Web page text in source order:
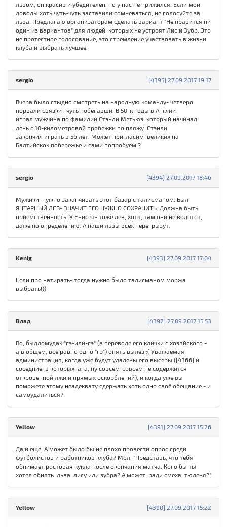
львом, он красив и убедителен, но у нас не прижился. Если мои
доводы хоть чуть-чуть заставили сомневаться, не голосуйте за
льва. Предлагаю организаторам сделать вариант "Не нравится ни
один из вариантов" для людей, которых не устроят Лис и Зубр. Это
не протестное голосование, это стремление участвовать в жизни
клуба и выбрать лучшее.
[4395] 27.09.2017 19:17
sergio
Вчера было стыдно смотреть на народную команду- четверо
порвали связки , чуть побегавши. В 50-к годы в Англии
играл мужчина по фамилии Стэнли Метьюз, который начинал
день с 10-километровой пробежки по пляжу. Стэнли
закончил играть в 56 лет. Может пригласим великих на
Балтийскок побережье и сами попробуем ?
[4394] 27.09.2017 18:46
sergio
Мужики, нужно заканчивать этот базар с талисманом. Был
ЯНТАРНЫЙ ЛЕВ- ЗНАЧИТ ЕГО НУЖНО СОХРАНИТЬ. Должна быть
приемственность. У Енисея- тоже лев, хотя, там они не водятся,
даже по определению. А наши львы всех перегрызут.
[4393] 27.09.2017 17:04
Kenig
Если про натирать- тогда нужно было талисманом моржа
выбрать!))
[4392] 27.09.2017 15:53
Влад
Во, быдломудак "гэ-или-гэ" (в переводе его клички с хозяйского -
а в общем, всё равно одно "гэ") опять вылез :( Уважаемая
администрация, когда уже будут удалены его высеры ([4366] и
соседние, в которых, ага, ну совсем-совсем не содержится
откровенной лжи и прямых оскорблений), и когда уже вы
поможете этому неадеквату сдержать хоть одно своё обещание - и
самоудалиться?
[4391] 27.09.2017 15:26
Yellow
Да и еще. А может было бы не плохо провести опрос среди
футболистов и работников клуба? Мол, "Представь, что тебя
обнимает ростовая кукла после окончания матча. Кого бы ты
хотел обнять: льва, лису или зубра? А может, ради смеха, тюленя?"
[4390] 27.09.2017 15:22
Yellow